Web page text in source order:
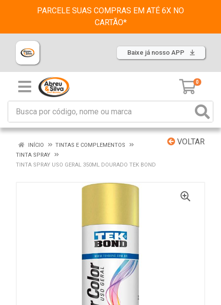
PARCELE SUAS COMPRAS EM ATÉ 6X NO
CARTÃO*
Baixe já nosso APP
0
VOLTAR
INÍCIO
TINTAS E COMPLEMENTOS
TINTA SPRAY
TINTA SPRAY USO GERAL 350ML DOURADO TEK BOND